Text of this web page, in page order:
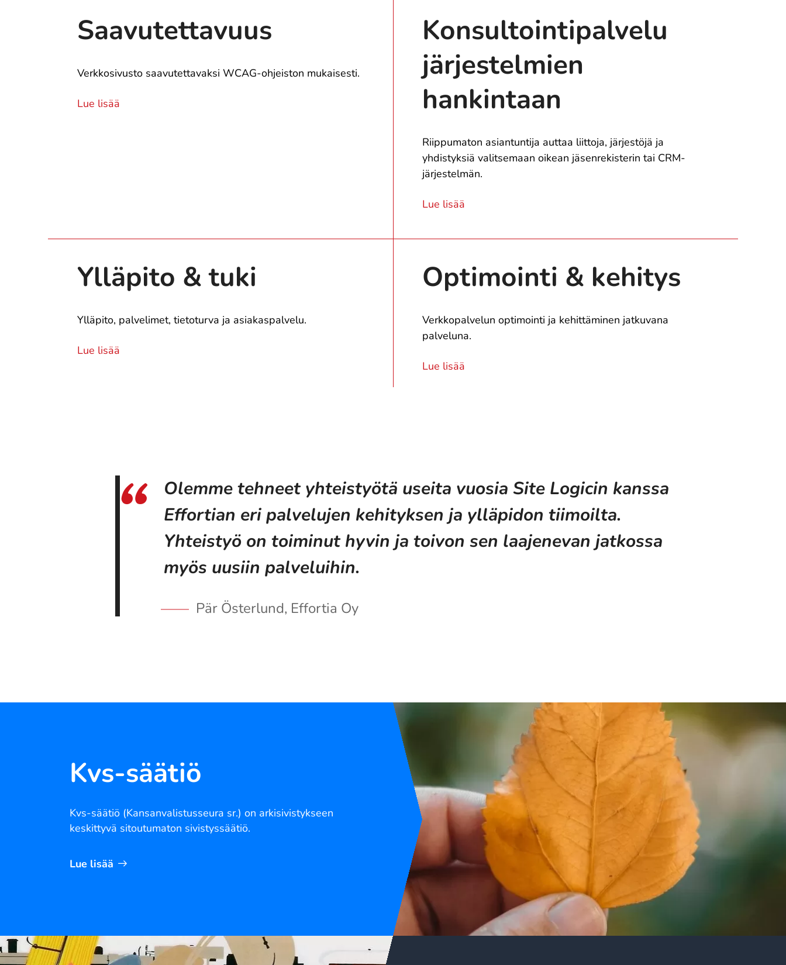
Saavutettavuus
Verkkosivusto saavutettavaksi WCAG-ohjeiston mukaisesti.
Lue lisää
Konsultointipalvelu
järjestelmien
hankintaan
Riippumaton asiantuntija auttaa liittoja, järjestöjä ja
yhdistyksiä valitsemaan oikean jäsenrekisterin tai CRM-
järjestelmän.
Lue lisää
Ylläpito & tuki
Ylläpito, palvelimet, tietoturva ja asiakaspalvelu.
Lue lisää
Optimointi & kehitys
Verkkopalvelun optimointi ja kehittäminen jatkuvana
palveluna.
Lue lisää
Olemme tehneet yhteistyötä useita vuosia Site Logicin kanssa
Effortian eri palvelujen kehityksen ja ylläpidon tiimoilta.
Yhteistyö on toiminut hyvin ja toivon sen laajenevan jatkossa
myös uusiin palveluihin.
Pär Österlund, Effortia Oy
Kvs-säätiö
Kvs-säätiö (Kansanvalistusseura sr.) on arkisivistykseen
keskittyvä sitoutumaton sivistyssäätiö.
Lue lisää